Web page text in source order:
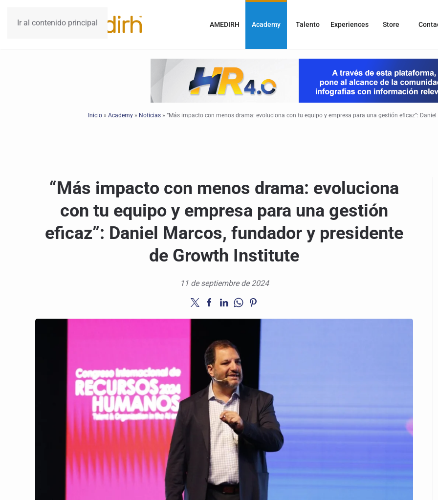
Ir al contenido principal AMEDIRH Academy Talento Experiences Store
Inicio » Academy » Noticias » “Más impacto con menos drama: evoluciona con tu equipo y empresa para una gestión eficaz”:
“Más impacto con menos drama: evoluciona
con tu equipo y empresa para una gestión
eficaz”: Daniel Marcos, fundador y presidente
de Growth Institute
11 de septiembre de 2024